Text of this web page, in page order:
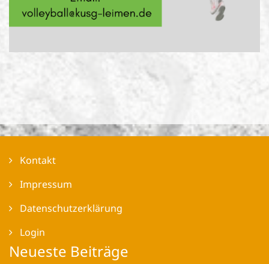
Kontakt
Impressum
Datenschutzerklärung
Login
Neueste Beiträge